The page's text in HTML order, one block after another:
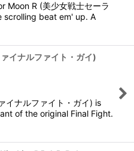
Moon R (美少女戦士セーラ
scrolling beat em' up. A
イナルファイト・ガイ)
イナルファイト・ガイ) is
of the original Final Fight.